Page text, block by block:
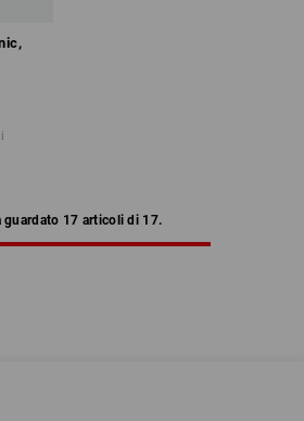
guardato 17 articoli di 17.